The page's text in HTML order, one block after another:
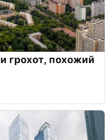
грохот, похожий